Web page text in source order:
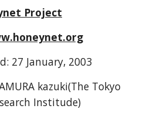
Project
27 January, 2003
kazuki(The Tokyo
Institude)